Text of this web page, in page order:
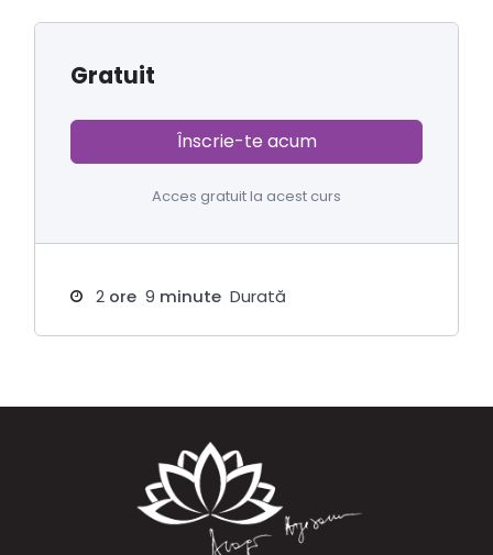
Gratuit
Înscrie-te acum
Acces gratuit la acest curs
2 ore 9 minute Durată